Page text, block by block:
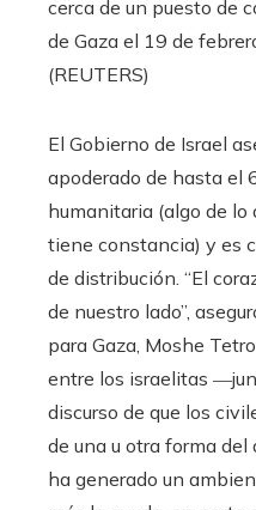
cerca de un puesto de
de Gaza el 19 de
(REUTERS)
El Gobierno de Israel
apoderado de hasta el
humanitaria (algo de lo
tiene constancia) y es
de distribución. “El
de nuestro lado”,
para Gaza, Moshe
entre los israelitas
discurso de que los
de una u otra forma
ha generado un